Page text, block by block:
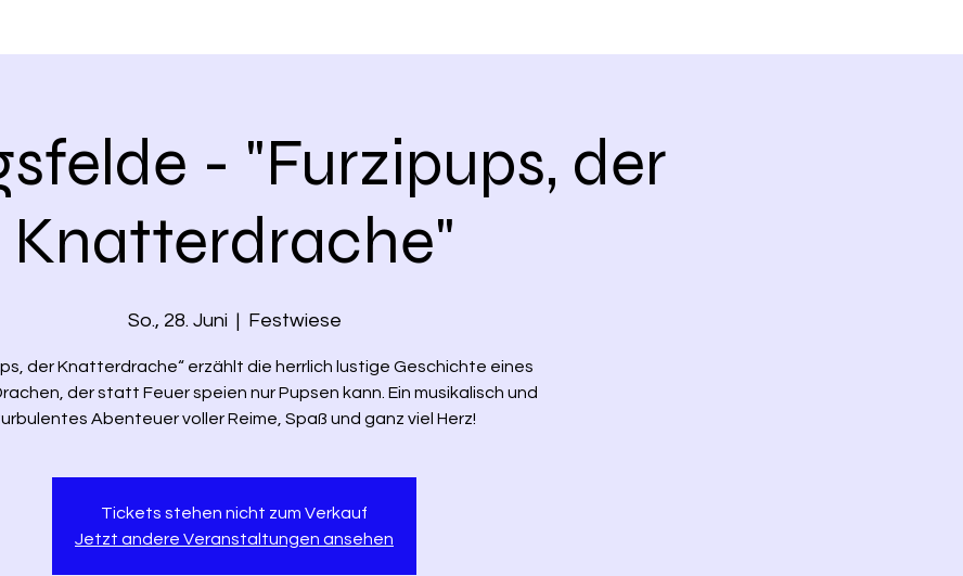
- "Furzipups, der
Knatterdrache"
So., 28. Juni
  |
Festwiese
der Knatterdrache“ erzählt die herrlich lustige Geschichte eines
der statt Feuer speien nur Pupsen kann. Ein musikalisch und
Abenteuer voller Reime, Spaß und ganz viel Herz!
Tickets stehen nicht zum Verkauf
Jetzt andere Veranstaltungen ansehen